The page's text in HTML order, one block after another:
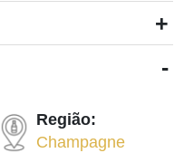
+
-
Região:
Champagne